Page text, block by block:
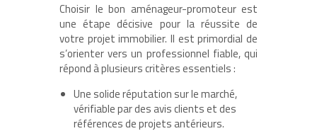
Choisir le bon aménageur-promoteur est
une étape décisive pour la réussite de
votre projet immobilier. Il est primordial de
s’orienter vers un professionnel fiable, qui
répond à plusieurs critères essentiels :
Une solide réputation sur le marché,
vérifiable par des avis clients et des
références de projets antérieurs.